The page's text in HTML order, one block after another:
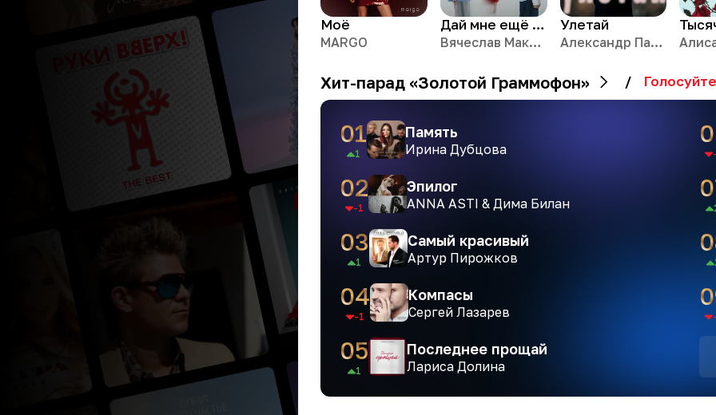
Моё
MARGO
Дай мне ещё один шанс
Вячеслав Макаров & DJ Dimixer
Улетай
Александр Панайотов
Хит-парад «Золотой Граммофон» /
01
1
Память
Ирина Дубцова
02
-1
Эпилог
ANNA ASTI & Дима Билан
03
1
Самый красивый
Артур Пирожков
04
-1
Компасы
Сергей Лазарев
05
1
Последнее прощай
Лариса Долина